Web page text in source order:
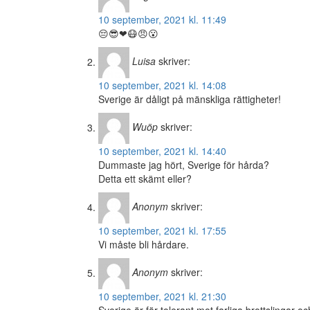
10 september, 2021 kl. 11:49
😔😎❤😷😠😮
Luisa skriver:
10 september, 2021 kl. 14:08
Sverige är dåligt på mänskliga rättigheter!
Wuöp skriver:
10 september, 2021 kl. 14:40
Dummaste jag hört, Sverige för hårda?
Detta ett skämt eller?
Anonym skriver:
10 september, 2021 kl. 17:55
Vi måste bli hårdare.
Anonym skriver:
10 september, 2021 kl. 21:30